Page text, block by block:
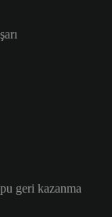
geri kazanma